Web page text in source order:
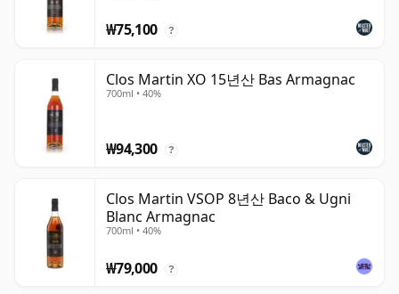
₩75,100 ?
Clos Martin XO 15년산 Bas Armagnac
700ml • 40%
₩94,300 ?
Clos Martin VSOP 8년산 Baco & Ugni
Blanc Armagnac
700ml • 40%
₩79,000 ?